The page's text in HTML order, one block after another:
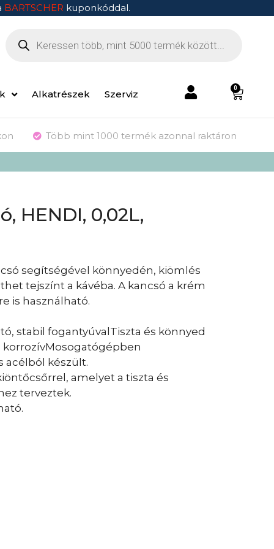
BARTSCHER kuponkóddal.
Alkatrészek Szerviz
0
Több mint 1000 termék azonnal raktáron
HENDI, 0,02L,
segítségével könnyedén, kiömlés
tejszínt a kávéba. A kancsó a krém
is használható.
stabil fogantyúvalTiszta és könnyed
acélból készült.
amelyet a tiszta és
terveztek.